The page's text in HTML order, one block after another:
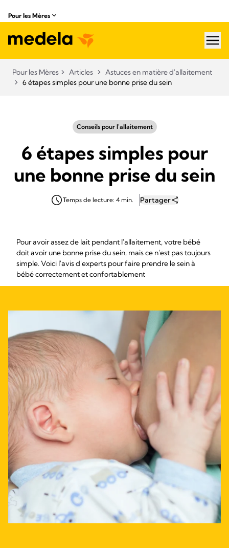
Pour les Mères
Pour les Mères Articles
Astuces en matière d'allaitement
6 étapes simples pour une bonne prise du sein
Conseils pour l'allaitement
6 étapes simples pour
une bonne prise du sein
Temps de lecture: 4 min. Partager
Pour avoir assez de lait pendant l'allaitement, votre bébé
doit avoir une bonne prise du sein, mais ce n'est pas toujours
simple. Voici l'avis d'experts pour faire prendre le sein à
bébé correctement et confortablement